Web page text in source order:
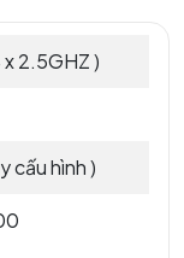
2.5GHZ )
cấu hình )